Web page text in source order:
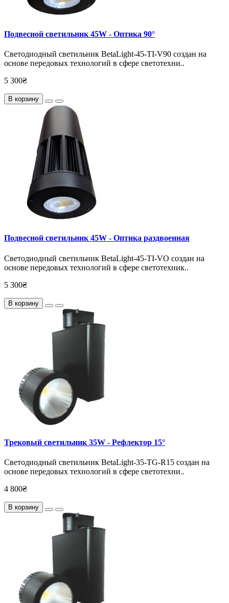
Подвесной светильник 45W - Оптика 90°
Светодиодный светильник BetaLight-45-TI-V90 создан на
основе передовых технологий в сфере светотехни..
5 300₴
В корзину
Подвесной светильник 45W - Оптика раздвоенная
Светодиодный светильник BetaLight-45-TI-VO создан на
основе передовых технологий в сфере светотехник..
5 300₴
В корзину
Трековый светильник 35W - Рефлектор 15°
Светодиодный светильник BetaLight-35-TG-R15 создан на
основе передовых технологий в сфере светотехни..
4 800₴
В корзину